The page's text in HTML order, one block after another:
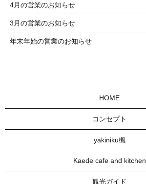
4月の営業のお知らせ
3月の営業のお知らせ
年末年始の営業のお知らせ
HOME
コンセプト
yakiniku楓
Kaede cafe and kitchen
観光ガイド